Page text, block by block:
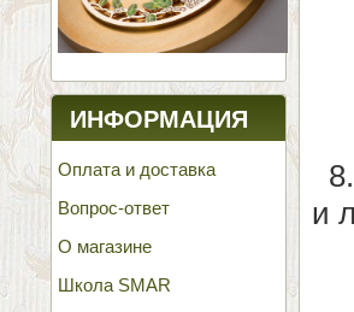
ИНФОРМАЦИЯ
Оплата и доставка
Вопрос-ответ
О магазине
Школа SMAR
8.
и